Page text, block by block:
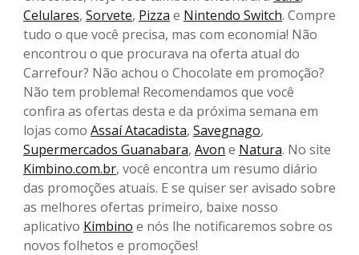
Celulares, Sorvete, Pizza e Nintendo Switch. Compre
tudo o que você precisa, mas com economia! Não
encontrou o que procurava na oferta atual do
Carrefour? Não achou o Chocolate em promoção?
Não tem problema! Recomendamos que você
confira as ofertas desta e da próxima semana em
lojas como Assaí Atacadista, Savegnago,
Supermercados Guanabara, Avon e Natura. No site
Kimbino.com.br, você encontra um resumo diário
das promoções atuais. E se quiser ser avisado sobre
as melhores ofertas primeiro, baixe nosso
aplicativo Kimbino e nós lhe notificaremos sobre os
novos folhetos e promoções!